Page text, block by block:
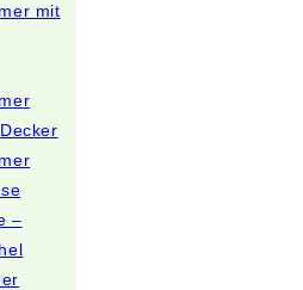
mit
–